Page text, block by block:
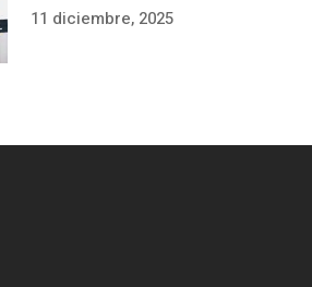
11 diciembre, 2025